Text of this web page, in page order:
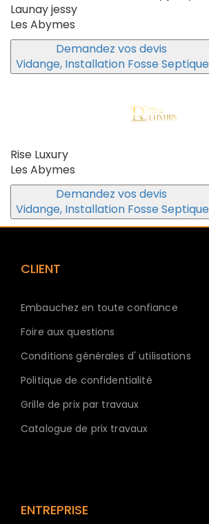
Launay jessy
Les Abymes
Demandez vos devis
Vidange, Installation Fosse Septique
Rise Luxury
Les Abymes
Demandez vos devis
Vidange, Installation Fosse Septique
CLIENT
Embauchez en toute confiance
Foire aux questions
Conditions générales d' utilisations
Politique de confidentialité
Grille de prix par travaux
Catalogue de prix travaux
ENTREPRISE